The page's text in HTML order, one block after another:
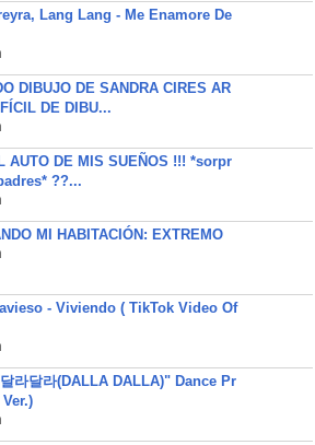
Lang Lang - Me Enamore De
DIBUJO DE SANDRA CIRES AR
DE DIBU...
AUTO DE MIS SUEÑOS !!! *sorpr
??...
MI HABITACIÓN: EXTREMO
- Viviendo ( TikTok Video Of
라달라(DALLA DALLA)" Dance Pr